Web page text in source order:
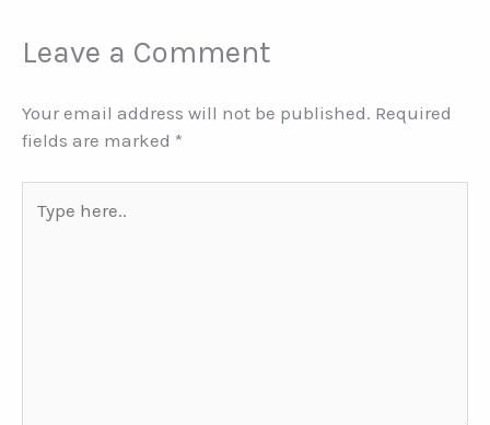
Leave a Comment
Your email address will not be published. Required
fields are marked *
here..